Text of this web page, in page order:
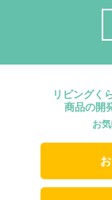
リビングく
商品の開
お